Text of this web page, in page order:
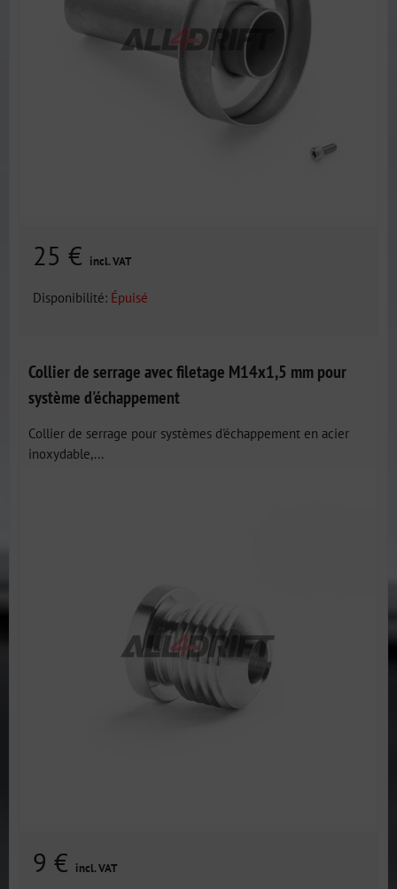
25 € incl. VAT
Disponibilité: Épuisé
Collier de serrage avec filetage M14x1,5 mm pour
système d'échappement
Collier de serrage pour systèmes d'échappement en acier
inoxydable,...
9 € incl. VAT